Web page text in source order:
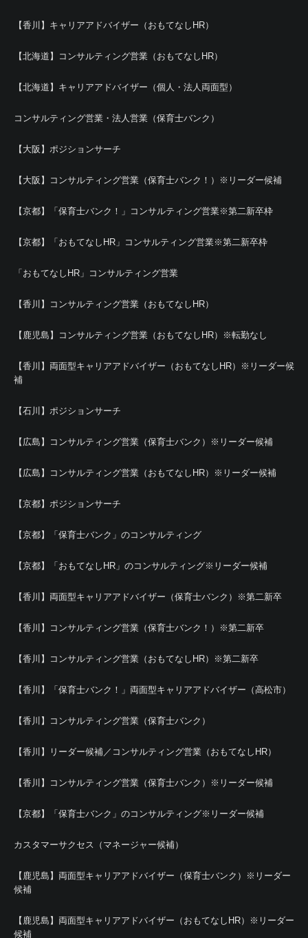
【香川】キャリアアドバイザー（おもてなしHR）
【北海道】コンサルティング営業（おもてなしHR）
【北海道】キャリアアドバイザー（個人・法人両面型）
コンサルティング営業・法人営業（保育士バンク）
【大阪】ポジションサーチ
【大阪】コンサルティング営業（保育士バンク！）※リーダー候補
【京都】「保育士バンク！」コンサルティング営業※第二新卒枠
【京都】「おもてなしHR」コンサルティング営業※第二新卒枠
「おもてなしHR」コンサルティング営業
【香川】コンサルティング営業（おもてなしHR）
【鹿児島】コンサルティング営業（おもてなしHR）※転勤なし
【香川】両面型キャリアアドバイザー（おもてなしHR）※リーダー候
補
【石川】ポジションサーチ
【広島】コンサルティング営業（保育士バンク）※リーダー候補
【広島】コンサルティング営業（おもてなしHR）※リーダー候補
【京都】ポジションサーチ
【京都】「保育士バンク」のコンサルティング
【京都】「おもてなしHR」のコンサルティング※リーダー候補
【香川】両面型キャリアアドバイザー（保育士バンク）※第二新卒
【香川】コンサルティング営業（保育士バンク！）※第二新卒
【香川】コンサルティング営業（おもてなしHR）※第二新卒
【香川】「保育士バンク！」両面型キャリアアドバイザー（高松市）
【香川】コンサルティング営業（保育士バンク）
【香川】リーダー候補／コンサルティング営業（おもてなしHR）
【香川】コンサルティング営業（保育士バンク）※リーダー候補
【京都】「保育士バンク」のコンサルティング※リーダー候補
カスタマーサクセス（マネージャー候補）
【鹿児島】両面型キャリアアドバイザー（保育士バンク）※リーダー
候補
【鹿児島】両面型キャリアアドバイザー（おもてなしHR）※リーダー
候補